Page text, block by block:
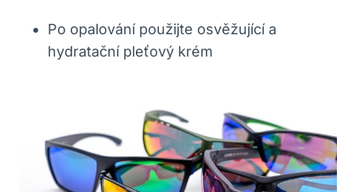
Po opalování použijte​ osvěžující ⁤a
hydratační ⁢pleťový krém